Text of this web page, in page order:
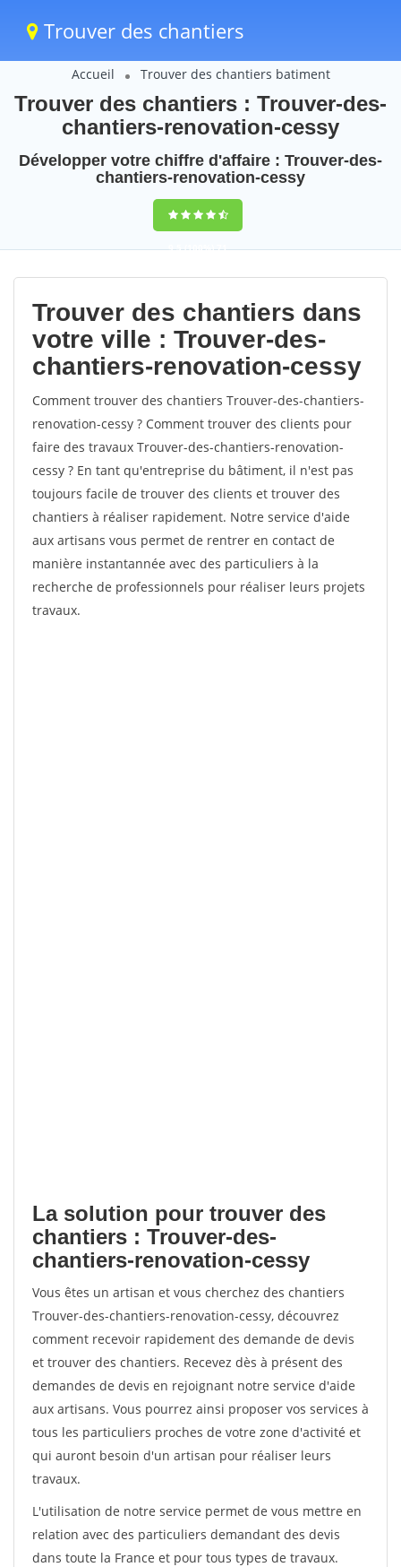
Trouver des chantiers
Accueil Trouver des chantiers batiment
Trouver des chantiers : Trouver-des-
chantiers-renovation-cessy
Développer votre chiffre d'affaire : Trouver-des-
chantiers-renovation-cessy
9,5(100%)71
votes
Trouver des chantiers dans
votre ville : Trouver-des-
chantiers-renovation-cessy
Comment trouver des chantiers Trouver-des-chantiers-
renovation-cessy ? Comment trouver des clients pour
faire des travaux Trouver-des-chantiers-renovation-
cessy ? En tant qu'entreprise du bâtiment, il n'est pas
toujours facile de trouver des clients et trouver des
chantiers à réaliser rapidement. Notre service d'aide
aux artisans vous permet de rentrer en contact de
manière instantannée avec des particuliers à la
recherche de professionnels pour réaliser leurs projets
travaux.
La solution pour trouver des
chantiers : Trouver-des-
chantiers-renovation-cessy
Vous êtes un artisan et vous cherchez des chantiers
Trouver-des-chantiers-renovation-cessy, découvrez
comment recevoir rapidement des demande de devis
et trouver des chantiers. Recevez dès à présent des
demandes de devis en rejoignant notre service d'aide
aux artisans. Vous pourrez ainsi proposer vos services à
tous les particuliers proches de votre zone d'activité et
qui auront besoin d'un artisan pour réaliser leurs
travaux.
L'utilisation de notre service permet de vous mettre en
relation avec des particuliers demandant des devis
dans toute la France et pour tous types de travaux.